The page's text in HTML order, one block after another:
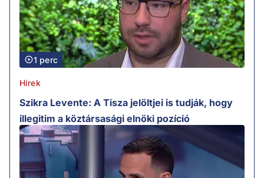
1 perc
Hírek
Szikra Levente: A Tisza jelöltjei is tudják, hogy
illegitim a köztársasági elnöki pozíció